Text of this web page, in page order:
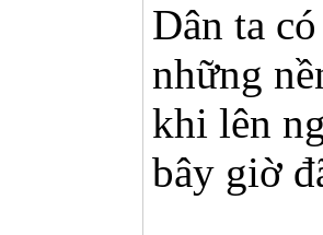
Dân ta
những
khi lên
bây giờ